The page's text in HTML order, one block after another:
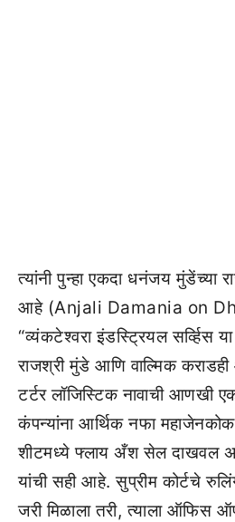
त्यांनी पुन्हा एकदा धनंजय मुंडेंच्या
आहे (Anjali Damania on
“व्यंकटेश्वरा इंडस्ट्रियल सर्व्हिस
राजश्री मुंडे आणि वाल्मिक
टर्टर लॉजिस्टिक नावाची आणखी
कंपन्यांना आर्थिक नफा
शीटमध्ये फ्लाय अँश सेल दाखवल
यांची सही आहे. सुप्रीम कोर्टचे
जरी मिळाला तरी, त्याला ऑफिस